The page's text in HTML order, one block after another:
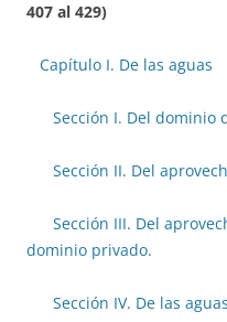
407 al 429)
Capítulo I. De las aguas
Sección I. Del dominio
Sección II. Del
Sección III. Del
dominio privado.
Sección IV. De las